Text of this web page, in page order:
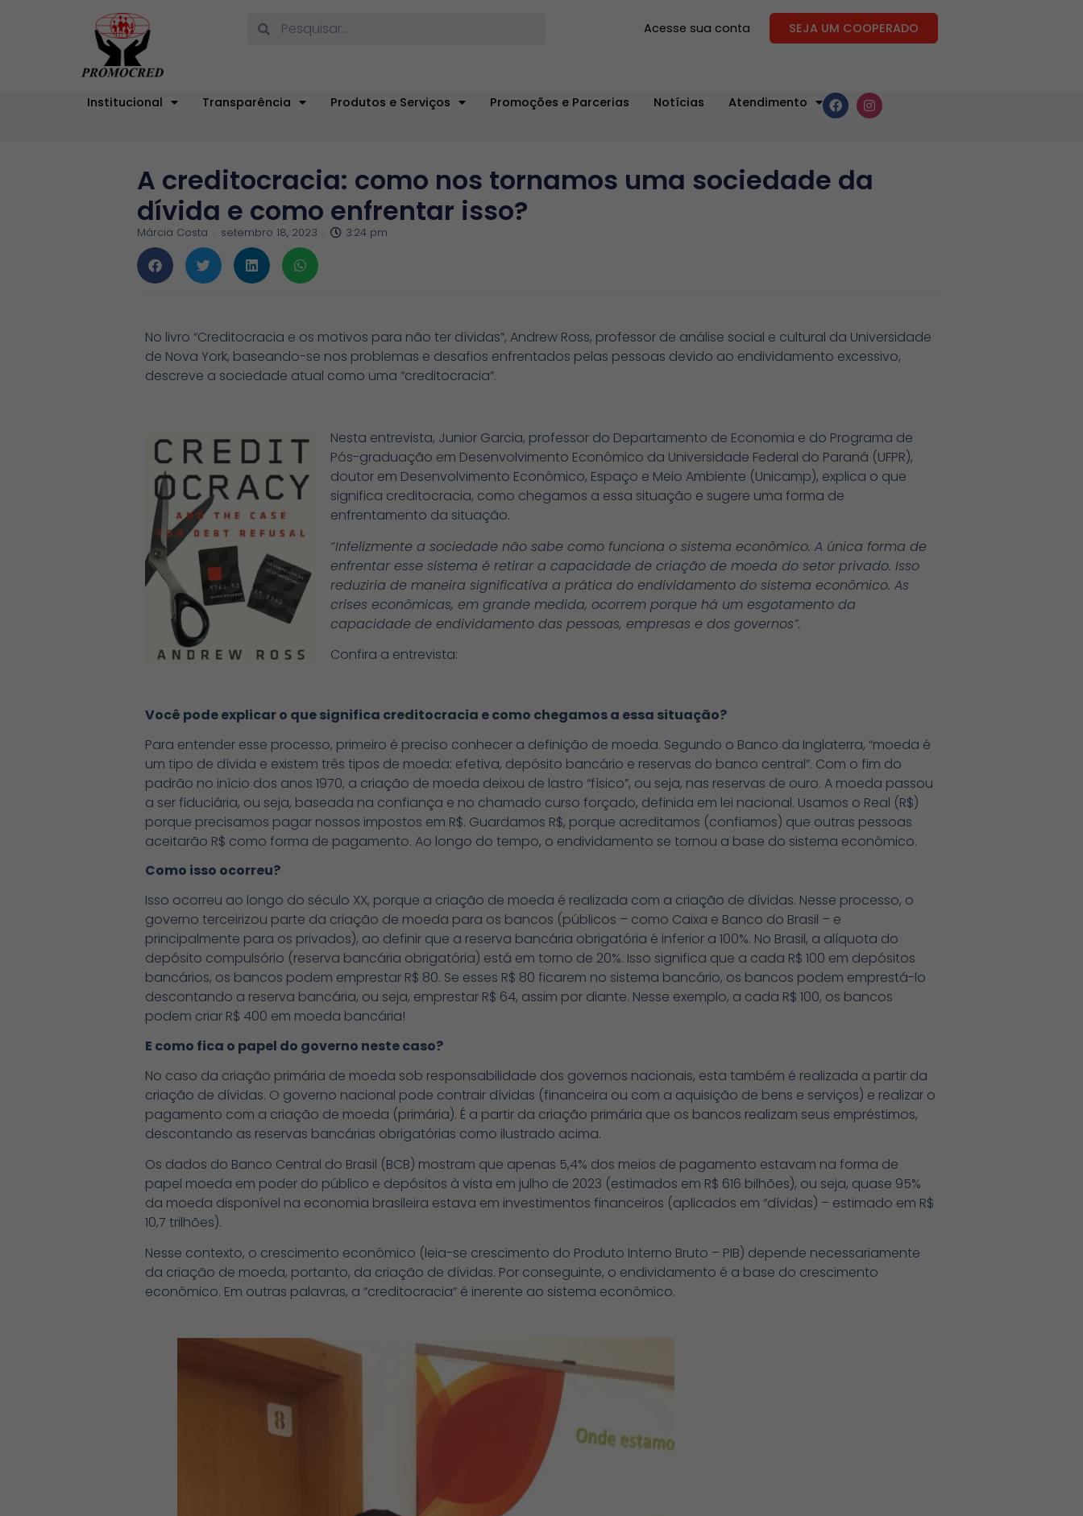
Acesse sua conta SEJA UM COOPERADO
Institucional Transparência Produtos e Serviços Promoções e Parcerias Notícias Atendimento
A creditocracia: como nos tornamos uma sociedade da
dívida e como enfrentar isso?
Márcia Costa setembro 18, 2023 3:24 pm
No livro “Creditocracia e os motivos para não ter dívidas”, Andrew Ross, professor de análise social e cultural da Universidade
de Nova York, baseando-se nos problemas e desafios enfrentados pelas pessoas devido ao endividamento excessivo,
descreve a sociedade atual como uma “creditocracia”.
Nesta entrevista, Junior Garcia, professor do Departamento de Economia e do Programa de
Pós-graduação em Desenvolvimento Econômico da Universidade Federal do Paraná (UFPR),
doutor em Desenvolvimento Econômico, Espaço e Meio Ambiente (Unicamp), explica o que
significa creditocracia, como chegamos a essa situação e sugere uma forma de
enfrentamento da situação.
“Infelizmente a sociedade não sabe como funciona o sistema econômico. A única forma de
enfrentar esse sistema é retirar a capacidade de criação de moeda do setor privado. Isso
reduziria de maneira significativa a prática do endividamento do sistema econômico. As
crises econômicas, em grande medida, ocorrem porque há um esgotamento da
capacidade de endividamento das pessoas, empresas e dos governos”.
Confira a entrevista:
Você pode explicar o que significa creditocracia e como chegamos a essa situação?
Para entender esse processo, primeiro é preciso conhecer a definição de moeda. Segundo o Banco da Inglaterra, “moeda é
um tipo de dívida e existem três tipos de moeda: efetiva, depósito bancário e reservas do banco central”. Com o fim do
padrão no início dos anos 1970, a criação de moeda deixou de lastro “físico”, ou seja, nas reservas de ouro. A moeda passou
a ser fiduciária, ou seja, baseada na confiança e no chamado curso forçado, definida em lei nacional. Usamos o Real (R$)
porque precisamos pagar nossos impostos em R$. Guardamos R$, porque acreditamos (confiamos) que outras pessoas
aceitarão R$ como forma de pagamento. Ao longo do tempo, o endividamento se tornou a base do sistema econômico.
Como isso ocorreu?
Isso ocorreu ao longo do século XX, porque a criação de moeda é realizada com a criação de dívidas. Nesse processo, o
governo terceirizou parte da criação de moeda para os bancos (públicos – como Caixa e Banco do Brasil – e
principalmente para os privados), ao definir que a reserva bancária obrigatória é inferior a 100%. No Brasil, a alíquota do
depósito compulsório (reserva bancária obrigatória) está em torno de 20%. Isso significa que a cada R$ 100 em depósitos
bancários, os bancos podem emprestar R$ 80. Se esses R$ 80 ficarem no sistema bancário, os bancos podem emprestá-lo
descontando a reserva bancária, ou seja, emprestar R$ 64, assim por diante. Nesse exemplo, a cada R$ 100, os bancos
podem criar R$ 400 em moeda bancária!
E como fica o papel do governo neste caso?
No caso da criação primária de moeda sob responsabilidade dos governos nacionais, esta também é realizada a partir da
criação de dívidas. O governo nacional pode contrair dívidas (financeira ou com a aquisição de bens e serviços) e realizar o
pagamento com a criação de moeda (primária). É a partir da criação primária que os bancos realizam seus empréstimos,
descontando as reservas bancárias obrigatórias como ilustrado acima.
Os dados do Banco Central do Brasil (BCB) mostram que apenas 5,4% dos meios de pagamento estavam na forma de
papel moeda em poder do público e depósitos à vista em julho de 2023 (estimados em R$ 616 bilhões), ou seja, quase 95%
da moeda disponível na economia brasileira estava em investimentos financeiros (aplicados em “dívidas) – estimado em R$
10,7 trilhões).
Nesse contexto, o crescimento econômico (leia-se crescimento do Produto Interno Bruto – PIB) depende necessariamente
da criação de moeda, portanto, da criação de dívidas. Por conseguinte, o endividamento é a base do crescimento
econômico. Em outras palavras, a “creditocracia” é inerente ao sistema econômico.